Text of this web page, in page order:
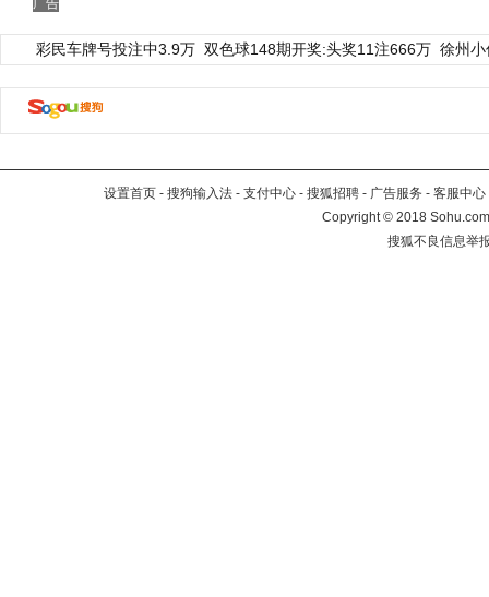
广告
彩民车牌号投注中3.9万 双色球148期开奖:头奖11注666万 徐州
设置首页 - 搜狗输入法 - 支付中心 - 搜狐招聘 - 广告服务 - 客服中心
Copyright©2018
搜狐不良信息举